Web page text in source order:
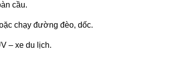
cầu.
chạy đường đèo, dốc.
– xe du lịch.